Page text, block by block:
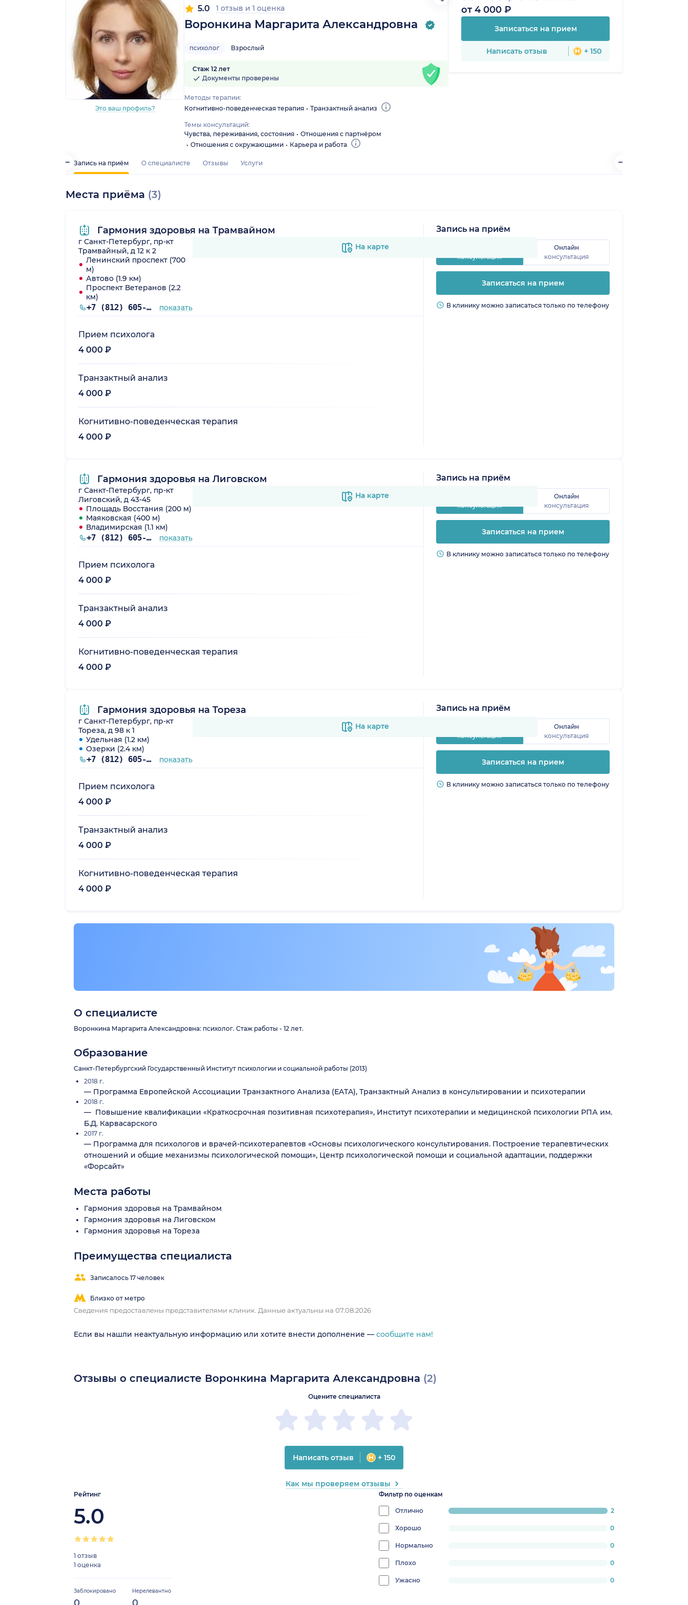
Это ваш профиль?
Воронкина Маргарита Александровна
5.0 1 отзыв и 1 оценка
психолог Взрослый
Стаж 12 лет
Документы проверены
Методы терапии:
Когнитивно-поведенческая терапия
Транзактный анализ
Темы консультаций:
Чувства, переживания, состояния
Отношения с партнёром
Отношения с окружающими
Карьера и работа
от 4 000 ₽
Записаться на прием
Написать отзыв + 150
Запись на приём О специалисте Отзывы Услуги
Места приёма (3)
Гармония здоровья на Трамвайном
г Санкт-Петербург, пр-кт
Трамвайный, д 12 к 2
Ленинский проспект (700
м)
Автово (1.9 км)
Проспект Ветеранов (2.2
км)
+7 (812) 605-70-34 показать
На карте
Прием психолога
4 000 ₽
Транзактный анализ
4 000 ₽
Когнитивно-поведенческая терапия
4 000 ₽
Запись на приём
консультация
Онлайн
консультация
Записаться на прием
В клинику можно записаться только по телефону
Гармония здоровья на Лиговском
г Санкт-Петербург, пр-кт
Лиговский, д 43-45
Площадь Восстания (200 м)
Маяковская (400 м)
Владимирская (1.1 км)
+7 (812) 605-70-34 показать
На карте
Прием психолога
4 000 ₽
Транзактный анализ
4 000 ₽
Когнитивно-поведенческая терапия
4 000 ₽
Запись на приём
консультация
Онлайн
консультация
Записаться на прием
В клинику можно записаться только по телефону
Гармония здоровья на Тореза
г Санкт-Петербург, пр-кт
Тореза, д 98 к 1
Удельная (1.2 км)
Озерки (2.4 км)
+7 (812) 605-70-34 показать
На карте
Прием психолога
4 000 ₽
Транзактный анализ
4 000 ₽
Когнитивно-поведенческая терапия
4 000 ₽
Запись на приём
консультация
Онлайн
консультация
Записаться на прием
В клинику можно записаться только по телефону
О специалисте
Воронкина Маргарита Александровна: психолог. Стаж работы - 12 лет.
Образование
Санкт-Петербургский Государственный Институт психологии и социальной работы (2013)
2018 г.
— Программа Европейской Ассоциации Транзактного Анализа (EATA), Транзактный Анализ в консультировании и психотерапии
2018 г.
— Повышение квалификации «Краткосрочная позитивная психотерапия», Институт психотерапии и медицинской психологии РПА им.
Б.Д. Карвасарского
2017 г.
— Программа для психологов и врачей-психотерапевтов «Основы психологического консультирования. Построение терапевтических
отношений и общие механизмы психологической помощи», Центр психологической помощи и социальной адаптации, поддержки
«Форсайт»
Места работы
Гармония здоровья на Трамвайном
Гармония здоровья на Лиговском
Гармония здоровья на Тореза
Преимущества специалиста
Записалось 17 человек
Близко от метро
Сведения предоставлены представителями клиник. Данные актуальны на 07.08.2026
Если вы нашли неактуальную информацию или хотите внести дополнение — сообщите нам!
Отзывы о специалисте Воронкина Маргарита Александровна (2)
Рейтинг
5.0
1 отзыв
1 оценка
Заблокировано Нерелевантно
Фильтр по оценкам
Отлично
progress:
2
Хорошо 0
Нормально 0
Плохо 0
Ужасно 0
Оцените специалиста
Написать отзыв + 150
Как мы проверяем отзывы